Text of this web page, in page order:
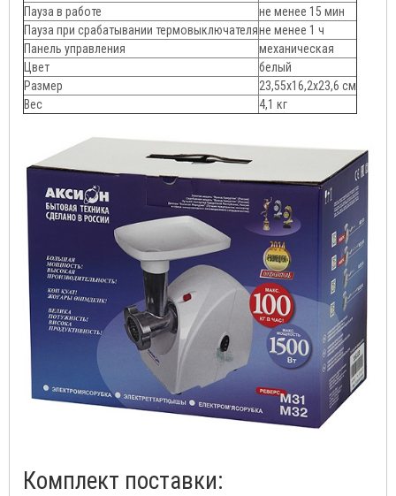
Пауза в работе
не менее 15 мин
Пауза при срабатывании термовыключателяне менее 1 ч
Панель управления
механическая
Цвет
белый
Размер
23,55х16,2х23,6 см
Вес
4,1 кг
Комплект поставки: